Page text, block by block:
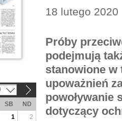
18 lutego
Próby
podejmują
stanowione w
upoważnień
powoływanie
dotyczący
SB
ND
1
2